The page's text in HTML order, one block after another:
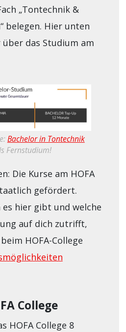
„Tontechnik &
belegen. Hier unten
das Studium am
Bachelor in Tontechnik
Fernstudium!
Die Kurse am HOFA
gefördert.
hier gibt und welche
auf dich zutrifft,
HOFA-College
College
HOFA College 8